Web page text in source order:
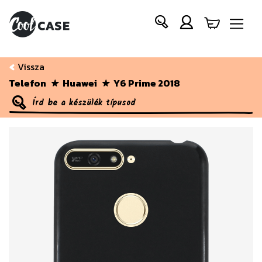
Vissza
Telefon
Huawei Y6 Prime 2018